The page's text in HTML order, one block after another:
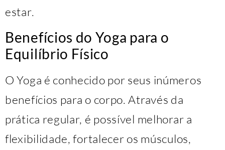
estar.
Benefícios do Yoga para o
Equilíbrio Físico
O Yoga é conhecido por seus inúmeros
benefícios para o corpo. Através da
prática regular, é possível melhorar a
flexibilidade, fortalecer os músculos,